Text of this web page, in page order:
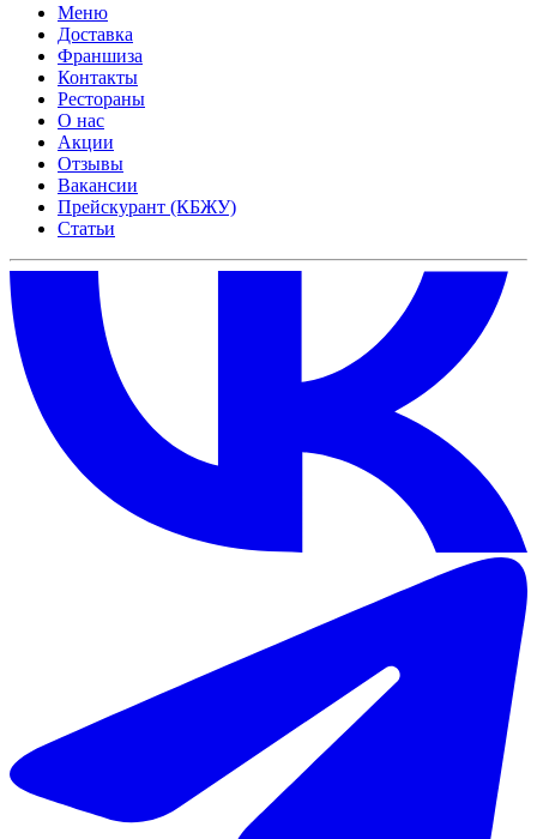
Меню
Доставка
Франшиза
Контакты
Рестораны
О нас
Акции
Отзывы
Вакансии
Прейскурант (КБЖУ)
Статьи